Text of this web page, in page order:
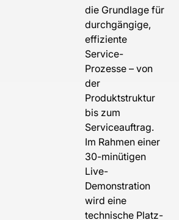
die Grundlage für
durchgängige,
effiziente
Service-
Prozesse – von
der
Produktstruktur
bis zum
Serviceauftrag.
Im Rahmen einer
30-minütigen
Live-
Demonstration
wird eine
technische Platz-